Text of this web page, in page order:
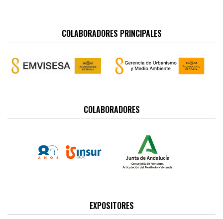
COLABORADORES PRINCIPALES
COLABORADORES
EXPOSITORES